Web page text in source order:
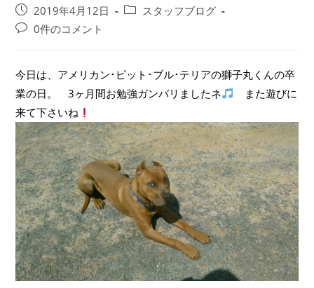
2019年4月12日
スタッフブログ
0件のコメント
今日は、アメリカン･ピット･ブル･テリアの獅子丸くんの卒
業の日。 3ヶ月間お勉強ガンバリましたネ
また遊びに
来て下さいね